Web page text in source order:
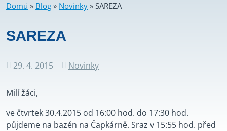
Domů » Blog » Novinky » SAREZA
SAREZA
Datum
29. 4. 2015 Rubriky
Novinky
Milí žáci,
ve čtvrtek 30.4.2015 od 16:00 hod. do 17:30 hod.
půjdeme na bazén na Čapkárně. Sraz v 15:55 hod. před